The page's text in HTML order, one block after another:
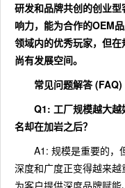
研发和品牌共创的创业型
响力，能为合作的OEM
领域内的优秀玩家，但
尚有发展空间。
常见问题解答 (FAQ)
Q1: 工厂规模越大
名却在加岩之后？
A1: 规模是重要的，
深度和广度正变得越来
为客户提供深度品牌赋能